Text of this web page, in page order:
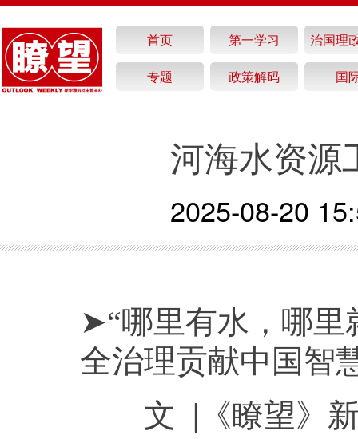
首页 第一学习
治国理
专题
政策解码 国
河海水资源
2025-08-20
➤“哪里有水，哪里
全治理贡献中国智
文 |《瞭望》新